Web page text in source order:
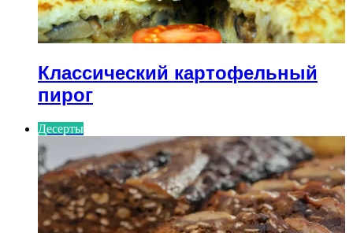
Классический картофельный
пирог
Десерты